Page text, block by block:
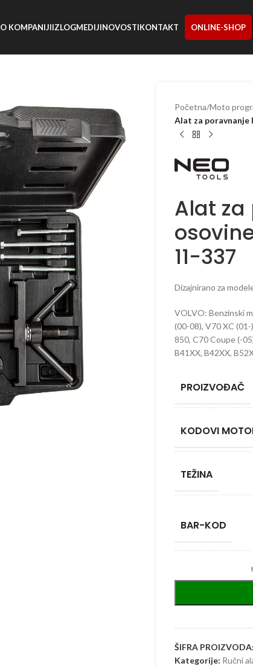
O KOMPANIJIIZLOGMEDIJINOVOSTIKONTAKT ONLINE-SHOP
Početna/Moto
Alat za poravnanje
Alat
11-337
Dizajnirano za
VOLVO: Benzinski
(00-08), V70 XC
850, C70 Coupe (-
B41XX, B42XX,
PROIZVOĐAČ
KODOVI
TEŽINA
BAR-KOD
ŠIFRA PROIZVODA:
Kategorije: Ručni